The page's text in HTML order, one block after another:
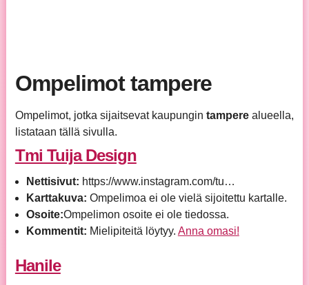
Ompelimot tampere
Ompelimot, jotka sijaitsevat kaupungin tamperealueella,
listataan tällä sivulla.
Tmi Tuija Design
Nettisivut: https://www.instagram.com/tu…
Karttakuva: Ompelimoa ei ole vielä sijoitettu kartalle.
Osoite:Ompelimon osoite ei ole tiedossa.
Kommentit: Mielipiteitä löytyy. Anna omasi!
Hanile